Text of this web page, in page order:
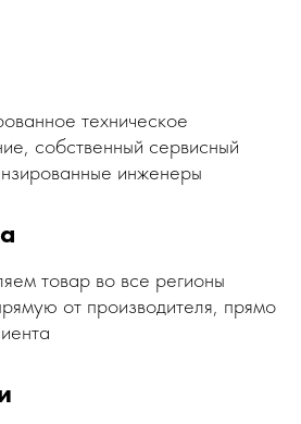
техническое
собственный сервисный
инженеры
товар во все регионы
от производителя, прямо